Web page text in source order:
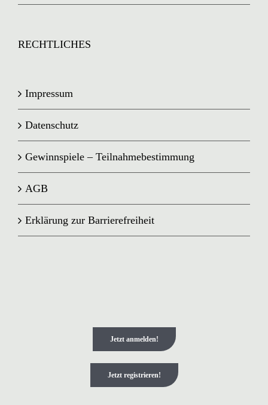
RECHTLICHES
Impressum
Datenschutz
Gewinnspiele – Teilnahmebestimmung
AGB
Erklärung zur Barrierefreiheit
Jetzt anmelden!
Jetzt registrieren!